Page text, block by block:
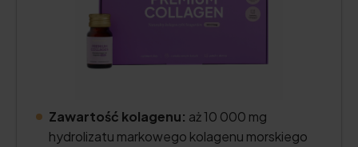
Zawartość kolagenu: aż 10 000 mg
hydrolizatu markowego kolagenu morskiego